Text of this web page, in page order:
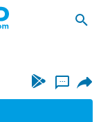
...